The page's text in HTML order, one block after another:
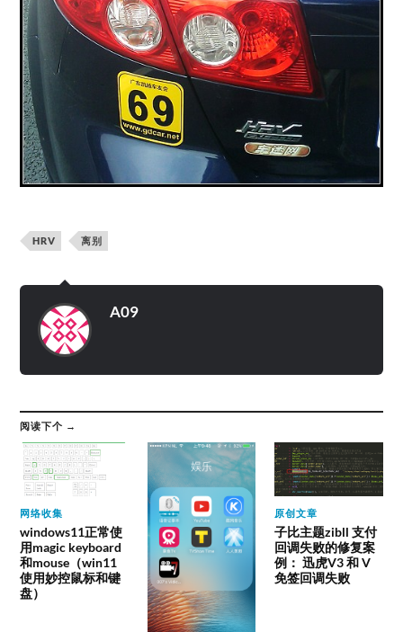
HRV 离别
A09
阅读下个 →
网络收集
windows11正常使
用magic keyboard
和mouse（win11
使用妙控鼠标和键
盘）
原创文章
子比主题zibll 支付
回调失败的修复案
例： 迅虎V3 和 V
免签回调失败